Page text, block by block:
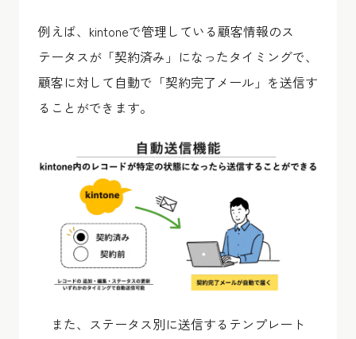
例えば、kintoneで管理している顧客情報のス
テータスが「契約済み」になったタイミングで、
顧客に対して自動で「契約完了メール」を送信す
ることができます。
また、ステータス別に送信するテンプレート